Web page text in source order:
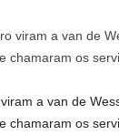
a van de
chamaram os